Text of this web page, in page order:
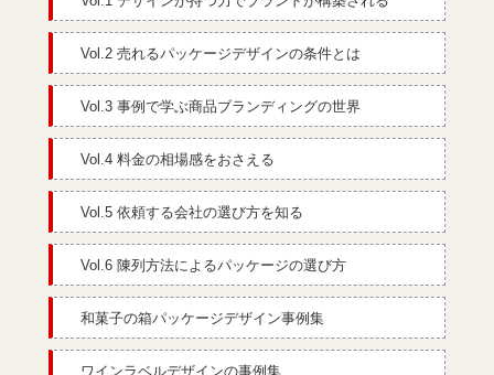
Vol.2 売れるパッケージデザインの条件とは
Vol.3 事例で学ぶ商品ブランディングの世界
Vol.4 料金の相場感をおさえる
Vol.5 依頼する会社の選び方を知る
Vol.6 陳列方法によるパッケージの選び方
和菓子の箱パッケージデザイン事例集
ワインラベルデザインの事例集